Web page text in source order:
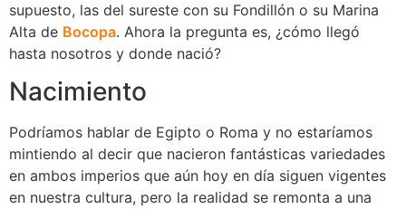
supuesto, las del sureste con su Fondillón o su Marina
Alta de Bocopa. Ahora la pregunta es, ¿cómo llegó
hasta nosotros y donde nació?
Nacimiento
Podríamos hablar de Egipto o Roma y no estaríamos
mintiendo al decir que nacieron fantásticas variedades
en ambos imperios que aún hoy en día siguen vigentes
en nuestra cultura, pero la realidad se remonta a una